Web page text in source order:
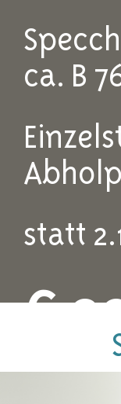
ca. B
statt
€